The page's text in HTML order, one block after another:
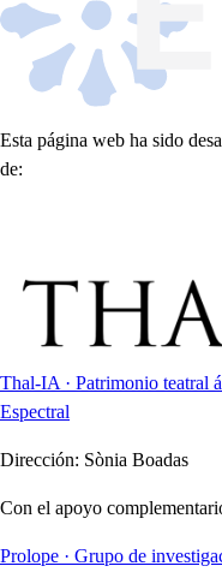
Esta página web ha sido
de:
Thal-IA · Patrimonio teatral
Espectral
Dirección: Sònia Boadas
Con el apoyo
Prolope · Grupo de